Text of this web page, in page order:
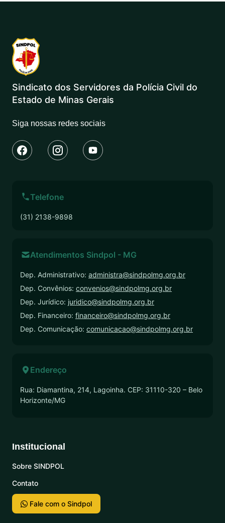
Sindicato dos Servidores da Polícia Civil do
Estado de Minas Gerais
Siga nossas redes sociais
Telefone
(31) 2138-9898
Atendimentos Sindpol - MG
Dep. Administrativo: administra@sindpolmg.org.br
Dep. Convênios: convenios@sindpolmg.org.br
Dep. Jurídico: juridico@sindpolmg.org.br
Dep. Financeiro: financeiro@sindpolmg.org.br
Dep. Comunicação: comunicacao@sindpolmg.org.br
Endereço
Rua: Diamantina, 214, Lagoinha. CEP: 31110-320 – Belo
Horizonte/MG
Institucional
Sobre SINDPOL
Contato
Fale com o Sindpol